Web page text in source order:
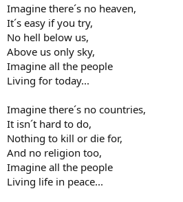
Imagine there´s no heaven,
It´s easy if you try,
No hell below us,
Above us only sky,
Imagine all the people
Living for today...
Imagine there´s no countries,
It isn´t hard to do,
Nothing to kill or die for,
And no religion too,
Imagine all the people
Living life in peace...